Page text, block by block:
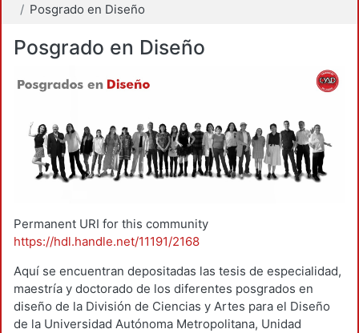
Posgrado en Diseño
Posgrado en Diseño
Permanent URI for this community
https://hdl.handle.net/11191/2168
Aquí se encuentran depositadas las tesis de especialidad,
maestría y doctorado de los diferentes posgrados en
diseño de la División de Ciencias y Artes para el Diseño
de la Universidad Autónoma Metropolitana, Unidad